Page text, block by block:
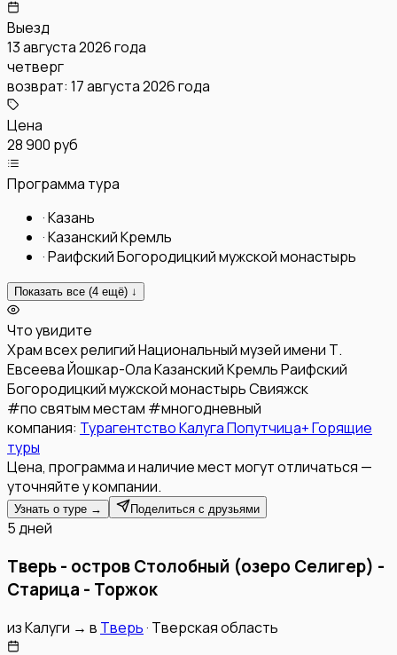
Выезд
13 августа 2026 года
четверг
возврат: 17 августа 2026 года
Цена
28 900 руб
Программа тура
·Казань
·Казанский Кремль
·Раифский Богородицкий мужской монастырь
Показать все (4 ещё) ↓
Что увидите
Храм всех религийНациональный музей имени Т.
ЕвсееваЙошкар-ОлаКазанский КремльРаифский
Богородицкий мужской монастырьСвияжск
#по святым местам #многодневный
компания: Турагентство Калуга Попутчица+ Горящие
туры
Цена, программа и наличие мест могут отличаться —
уточняйте у компании.
Узнать о туре → Поделиться с друзьями
5 дней
Тверь - остров Столобный (озеро Селигер) -
Старица - Торжок
изКалуги → в Тверь· Тверская область